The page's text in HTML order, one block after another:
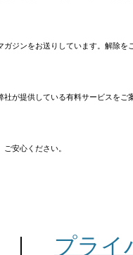
ガジンをお送りしています。解除
社が提供している有料サービスを
安心ください。
｜ プライ